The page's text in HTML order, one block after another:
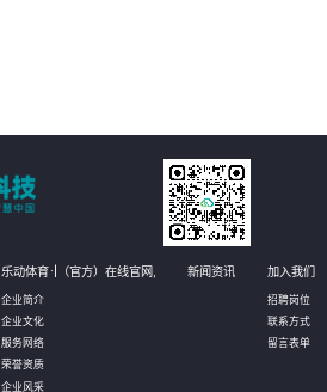
乐动体育·|（官方）在线官网,
企业简介
企业文化
服务网络
荣誉资质
企业风采
新闻资讯 加入我们
招聘岗位
联系方式
留言表单